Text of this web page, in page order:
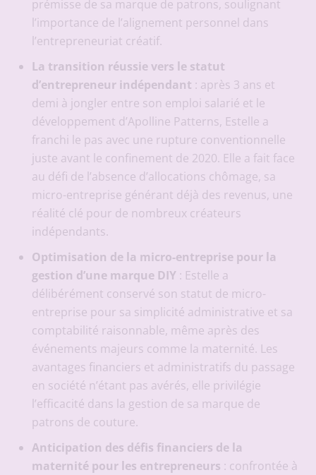
prémisse de sa marque de patrons, soulignant
l’importance de l’alignement personnel dans
l’entrepreneuriat créatif.
La transition réussie vers le statut
d’entrepreneur indépendant : après 3 ans et
demi à jongler entre son emploi salarié et le
développement d’Apolline Patterns, Estelle a
franchi le pas avec une rupture conventionnelle
juste avant le confinement de 2020. Elle a fait face
au défi de l’absence d’allocations chômage, sa
micro-entreprise générant déjà des revenus, une
réalité clé pour de nombreux créateurs
indépendants.
Optimisation de la micro-entreprise pour la
gestion d’une marque DIY : Estelle a
délibérément conservé son statut de micro-
entreprise pour sa simplicité administrative et sa
comptabilité raisonnable, même après des
événements majeurs comme la maternité. Les
avantages financiers et administratifs du passage
en société n’étant pas avérés, elle privilégie
l’efficacité dans la gestion de sa marque de
patrons de couture.
Anticipation des défis financiers de la
maternité pour les entrepreneurs : confrontée à